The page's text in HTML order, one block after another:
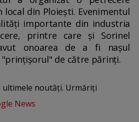
local din Ploiești. Evenimentul
importante din industria
printre care și Sorinel
onoarea de a fi nașul
de către părinți.
noutăți. Urmăriți
News